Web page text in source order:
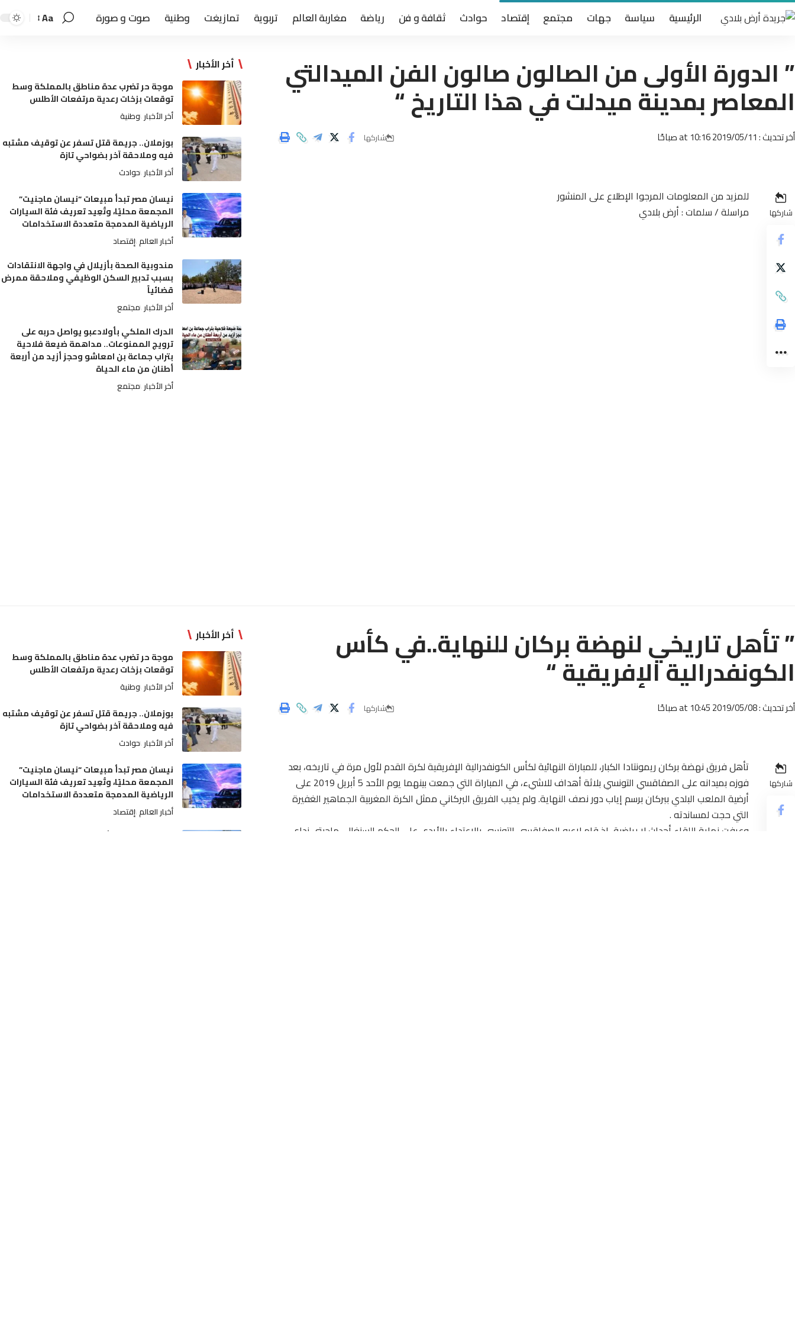
الرئيسية سياسة جهات مجتمع إقتصاد حوادث ثقافة و فن رياضة مغاربة العالم تربوية تمازيغت وطنية صوت و صورة Aa
” الدورة الأولى من الصالون صالون الفن الميدالتي
المعاصر بمدينة ميدلت في هذا التاريخ “
أخر تحديث : 2019/05/11 at 10:16 صباحًا شاركها
شاركها
للمزيد من المعلومات المرجوا الإطلاع على المنشور
مراسلة / سلمات : أرض بلادي
أخر الأخبار
موجة حر تضرب عدة مناطق بالمملكة وسط
توقعات بزخات رعدية مرتفعات الأطلس
أخر الأخبار وطنية
بوزملان.. جريمة قتل تسفر عن توقيف مشتبه
فيه وملاحقة آخر بضواحي تازة
أخر الأخبار حوادث
نيسان مصر تبدأ مبيعات “نيسان ماجنيت”
المجمعة محليًا، وتُعِيد تعريف فئة السيارات
الرياضية المدمجة متعددة الاستخدامات
أخبار العالم إقتصاد
مندوبية الصحة بأزيلال في واجهة الانتقادات
بسبب تدبير السكن الوظيفي وملاحقة ممرض
قضائياً
أخر الأخبار مجتمع
الدرك الملكي بأولادعبو يواصل حربه على
ترويج الممنوعات.. مداهمة ضيعة فلاحية
بتراب جماعة بن امعاشو وحجز أزيد من أربعة
أطنان من ماء الحياة
أخر الأخبار مجتمع
” تأهل تاريخي لنهضة بركان للنهاية..في كأس
الكونفدرالية الإفريقية “
أخر تحديث : 2019/05/08 at 10:45 صباحًا شاركها
شاركها
تأهل فريق نهضة بركان ريمونتادا الكبار، للمباراة النهائية لكأس الكونفدرالية الإفريقية لكرة القدم لأول مرة في تاريخه، بعد
فوزه بميدانه على الصفاقسي التونسي بلاثة أهداف للاشيء، في المباراة التي جمعت بينهما يوم الأحد 5 أبريل 2019 على
أرضية الملعب البلدي ببركان برسم إياب دور نصف النهاية. ولم يخيب الفريق البركاني ممثل الكرة المغربية الجماهير الغفيرة
التي حجت لمساندته .
وعرفت نهاية اللقاء أحداث لا رياضية، إذ قام لاعبو الصفاقسي التونسي بالاعتداء بالأيدي على الحكم السنغالي ماجيتي نداي،
أخر الأخبار
موجة حر تضرب عدة مناطق بالمملكة وسط
توقعات بزخات رعدية مرتفعات الأطلس
أخر الأخبار وطنية
بوزملان.. جريمة قتل تسفر عن توقيف مشتبه
فيه وملاحقة آخر بضواحي تازة
أخر الأخبار حوادث
نيسان مصر تبدأ مبيعات “نيسان ماجنيت”
المجمعة محليًا، وتُعِيد تعريف فئة السيارات
الرياضية المدمجة متعددة الاستخدامات
أخبار العالم إقتصاد
مندوبية الصحة بأزيلال في واجهة الانتقادات